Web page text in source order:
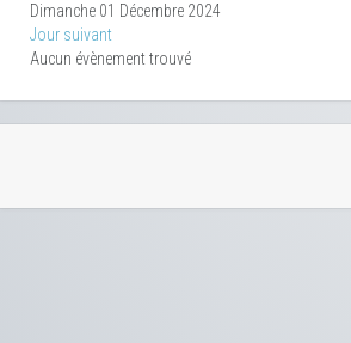
Dimanche 01 Décembre 2024
Jour suivant
Aucun évènement trouvé